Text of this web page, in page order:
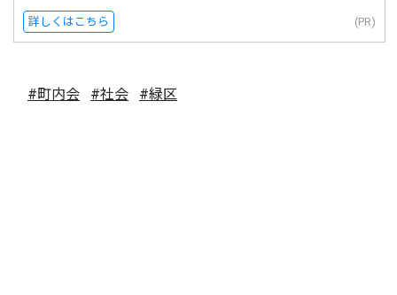
詳しくはこちら (PR)
#町内会 #社会 #緑区